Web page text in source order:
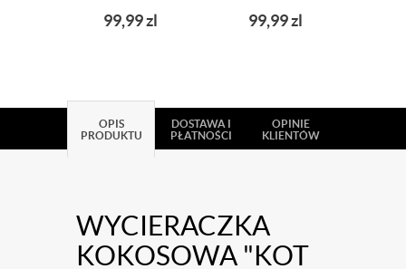
Wytrzyj Buty w
TE PARSZYWĄ
99,99zl
welcome Home
99,99zl
OPIS
PRODUKTU
DOSTAWA I
PŁATNOŚCI
OPINIE
KLIENTÓW
WYCIERACZKA
KOKOSOWA "KOT